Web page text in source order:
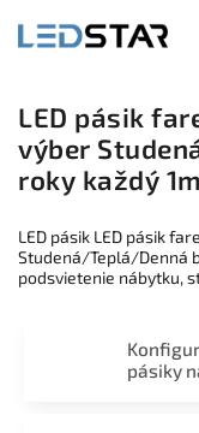
LED pásik
výber
roky každý 1m
LED pásik LED pásik
Studená/Teplá/Denná
podsvietenie nábytku,
pásiky